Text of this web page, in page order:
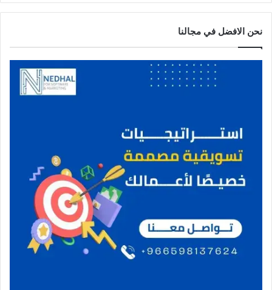
نحن الافضل في مجالنا